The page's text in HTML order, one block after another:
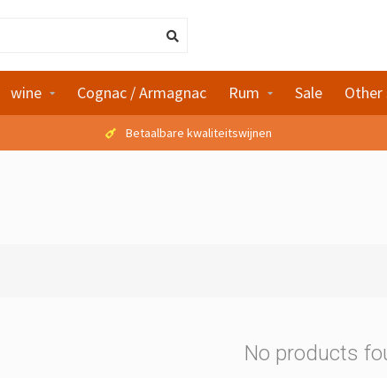
wine Cognac / Armagnac Rum Sale
Betaalbare kwaliteitswijnen
No products